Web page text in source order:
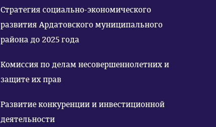
Стратегия социально-экономического
развития Ардатовского муниципального
района до 2025 года
Комиссия по делам несовершеннолетних и
защите их прав
Развитие конкуренции и инвестиционной
деятельности